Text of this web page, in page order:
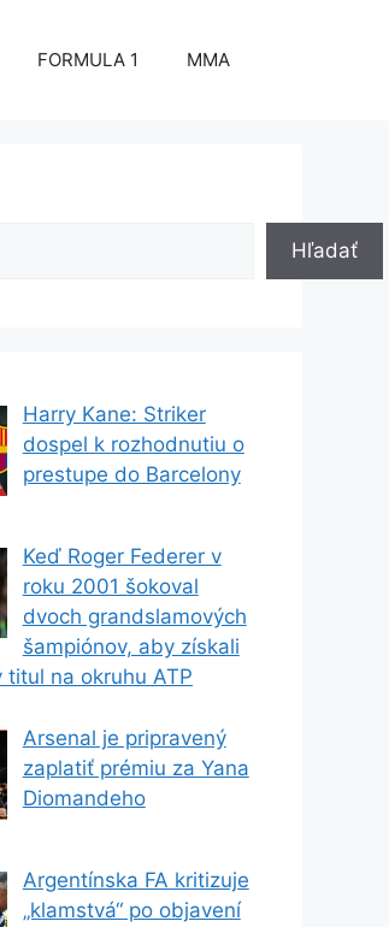
FORMULA 1 MMA
Hľadať
Harry Kane: Striker
dospel k rozhodnutiu o
prestupe do Barcelony
Keď Roger Federer v
roku 2001 šokoval
dvoch grandslamových
šampiónov, aby získali
titul na okruhu ATP
Arsenal je pripravený
zaplatiť prémiu za Yana
Diomandeho
Argentínska FA kritizuje
„klamstvá“ po objavení